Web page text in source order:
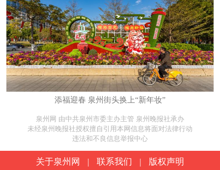
添福迎春 泉州街头换上“新年妆”
泉州网 由中共泉州市委主办主管 泉州晚报社承办
未经泉州晚报社授权擅自引用本网信息将面对法律行动
违法和不良信息举报中心
关于泉州网 | 联系我们 | 版权声明